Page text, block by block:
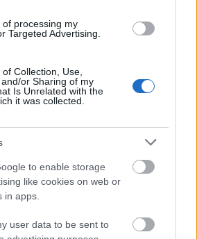
processing my
Targeted Advertising.
Collection, Use,
or Sharing of my
Is Unrelated with the
it was collected.
to enable storage
like cookies on web or
in apps.
user data to be sent to
fotóriporter.
archívuma a
korszakból